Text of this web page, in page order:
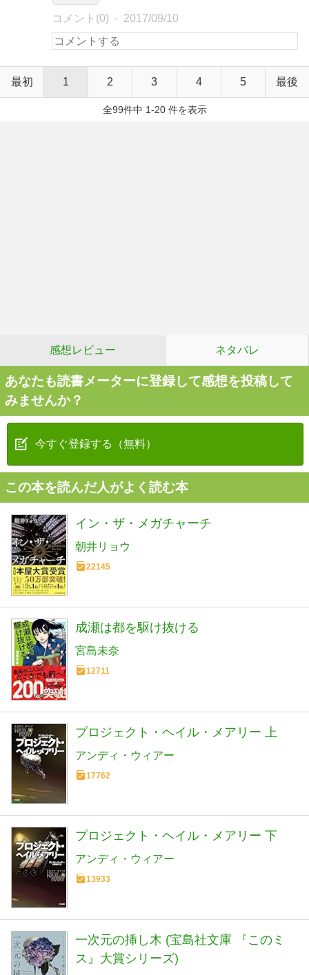
コメント(0) 2017/09/10
最初 1 2 3 4 5 最後
全99件中 1-20 件を表示
感想レビュー ネタバレ
あなたも読書メーターに登録して感想を投稿して
みませんか？
今すぐ登録する（無料）
この本を読んだ人がよく読む本
イン・ザ・メガチャーチ
朝井リョウ
22145
成瀬は都を駆け抜ける
宮島未奈
12711
プロジェクト・ヘイル・メアリー 上
アンディ・ウィアー
17762
プロジェクト・ヘイル・メアリー 下
アンディ・ウィアー
13933
一次元の挿し木 (宝島社文庫 『このミ
ス』大賞シリーズ)